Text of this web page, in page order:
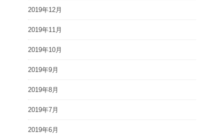
2019年12月
2019年11月
2019年10月
2019年9月
2019年8月
2019年7月
2019年6月